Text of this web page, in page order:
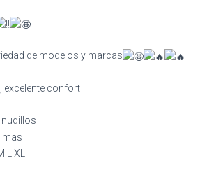
de modelos y marcas
excelente confort
XL